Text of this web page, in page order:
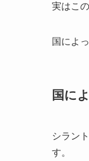
実はこ
国によ
国に
シラン
す。